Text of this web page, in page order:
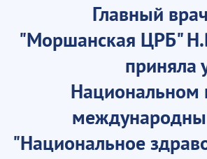
Главный
"Моршанская ЦРБ"
приняла
Национальном
"Национальное